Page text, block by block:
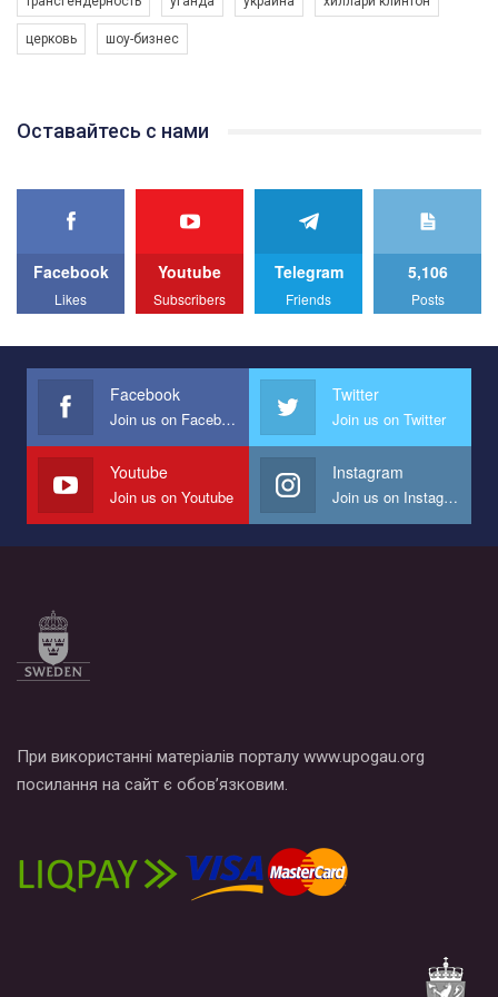
програму з боротьби з насильством проти ЛГБТ в Україні.
Якщо ти хочеш підтримати нас - просто натисни "лайк" під
best video, representing programme for the development of
We appeal to your support and ask to help us implement our plan
All you have to do is to press "Like" below the video.
Эмоционально сильный ролик от команды "Гей-альянс
представляющий программу развития организации.
Мы просим вас поддержать нас и помочь нам реализовать
наш план по борьбе с насилием и дискриминацией на почве
СОГИ в Украине.
Все, что вам нужно сделать - это зайти на наш канал YouTube
по этой ссылке и поставить лайк под видео.
церковь шоу-бизнес
Оставайтесь с нами
Facebook
Likes
Youtube
Subscribers
Telegram
Friends
5,106
Posts
Facebook
Join us on Facebook
Twitter
Join us on Twitter
Youtube
Join us on Youtube
Instagram
Join us on Instagram
При використанні матеріалів порталу www.upogau.org
посилання на сайт є обов’язковим.